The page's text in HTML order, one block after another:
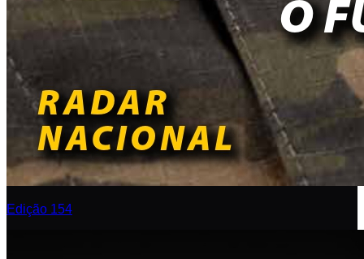
Edição 154